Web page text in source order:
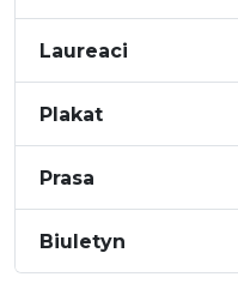
Laureaci
Plakat
Prasa
Biuletyn